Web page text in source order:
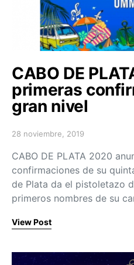
CABO DE
primeras
gran nivel
Posted on
28 noviembre, 2019
CABO DE PLATA 2020
confirmaciones de su
de Plata da el pistoletazo
primeros nombres de su
View Post